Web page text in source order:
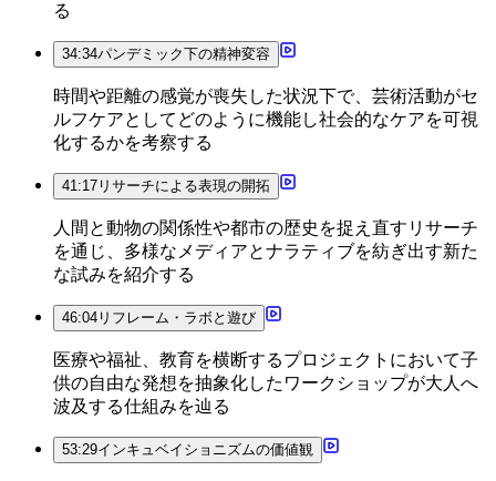
る
34:34パンデミック下の精神変容
時間や距離の感覚が喪失した状況下で、芸術活動がセ
ルフケアとしてどのように機能し社会的なケアを可視
化するかを考察する
41:17 リサーチによる表現の開拓
人間と動物の関係性や都市の歴史を捉え直すリサーチ
を通じ、多様なメディアとナラティブを紡ぎ出す新た
な試みを紹介する
46:04 リフレーム・ラボと遊び
医療や福祉、教育を横断するプロジェクトにおいて子
供の自由な発想を抽象化したワークショップが大人へ
波及する仕組みを辿る
53:29インキュベイショニズムの価値観